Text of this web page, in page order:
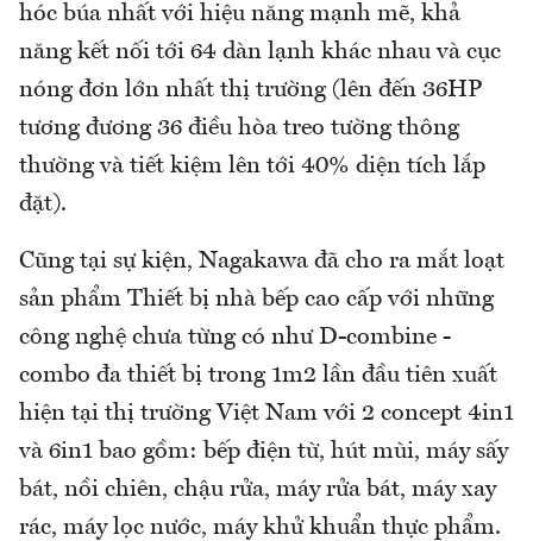
hóc búa nhất với hiệu năng mạnh mẽ, khả
năng kết nối tới 64 dàn lạnh khác nhau và cục
nóng đơn lớn nhất thị trường (lên đến 36HP
tương đương 36 điều hòa treo tường thông
thường và tiết kiệm lên tới 40% diện tích lắp
đặt).
Cũng tại sự kiện, Nagakawa đã cho ra mắt loạt
sản phẩm Thiết bị nhà bếp cao cấp với những
công nghệ chưa từng có như D-combine -
combo đa thiết bị trong 1m2 lần đầu tiên xuất
hiện tại thị trường Việt Nam với 2 concept 4in1
và 6in1 bao gồm: bếp điện từ, hút mùi, máy sấy
bát, nồi chiên, chậu rửa, máy rửa bát, máy xay
rác, máy lọc nước, máy khử khuẩn thực phẩm.